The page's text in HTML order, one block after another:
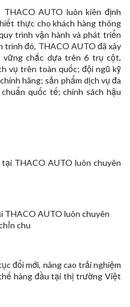
AUTO luôn kiên định
thực cho khách hàng thông
trình vận hành và phát triển
trình đó, THACO AUTO đã xây
chắc dựa trên 6 trụ cột,
vụ trên toàn quốc; đội ngũ kỹ
hãng; sản phẩm dịch vụ đa
quốc tế; chính sách hậu
THACO AUTO luôn chuyên
chu
đổi mới, nâng cao trải nghiệm
hàng đầu tại thị trường Việt